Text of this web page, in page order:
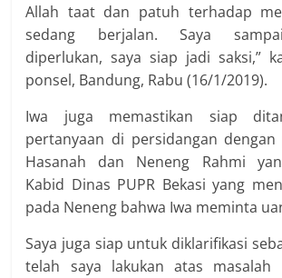
Allah taat dan patuh terhadap
sedang berjalan. Saya
diperlukan, saya siap jadi saksi,”
ponsel, Bandung, Rabu (16/1/2019).
Iwa juga memastikan siap
pertanyaan di persidangan dengan
Hasanah dan Neneng Rahmi
Kabid Dinas PUPR Bekasi yang
pada Neneng bahwa Iwa meminta
Saya juga siap untuk diklarifikasi
telah saya lakukan atas masalah